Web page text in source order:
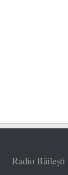
Radio Băilești